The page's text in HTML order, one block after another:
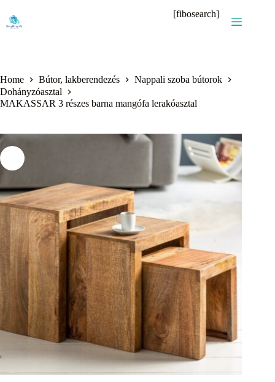
content
[fibosearch]
Home Bútor, lakberendezés
Nappali szoba bútorok
Dohányzóasztal
MAKASSAR 3 részes barna mangófa lerakóasztal